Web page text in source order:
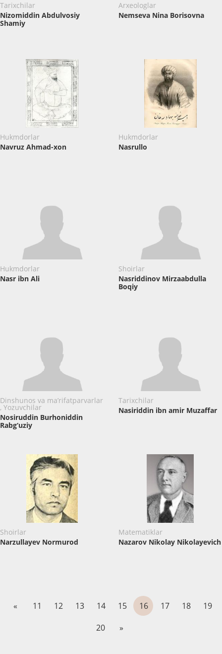
Tarixchilar
Nizomiddin Abdulvosiy
Shamiy
Arxeologlar
Nemseva ​Nina Borisovna
Hukmdorlar
Navruz Ahmad-xon
Hukmdorlar
Nasrullo
Hukmdorlar
Nasr ibn Ali
Shoirlar
Nasriddinov ​Mirzaabdulla
Boqiy
Dinshunos va ma’rifatparvarlar
, Yozuvchilar
Nosiruddin Burhoniddin
Rabg‘uziy
Tarixchilar
Nasiriddin ibn amir Muzaffar
Shoirlar
Narzullayev Normurod
Matematiklar
Nazarov Nikolay Nikolayevich
« 11 12 13 14 15 16 17 18
19
20
»